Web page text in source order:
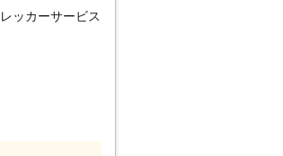
でどのような車
有限会社林レ
お気軽に私達ま
他不具合が発
ッカーサービス
、いつでも依頼
深夜や早朝な